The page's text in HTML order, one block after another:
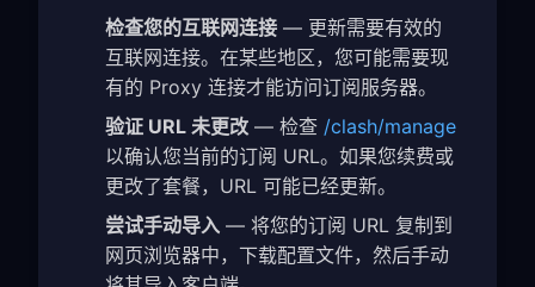
检查您的互联网连接 — 更新需要有效的
互联网连接。在某些地区，您可能需要现
有的 Proxy 连接才能访问订阅服务器。
验证 URL 未更改 — 检查 /clash/manage
以确认您当前的订阅 URL。如果您续费或
更改了套餐，URL 可能已经更新。
尝试手动导入 — 将您的订阅 URL 复制到
网页浏览器中，下载配置文件，然后手动